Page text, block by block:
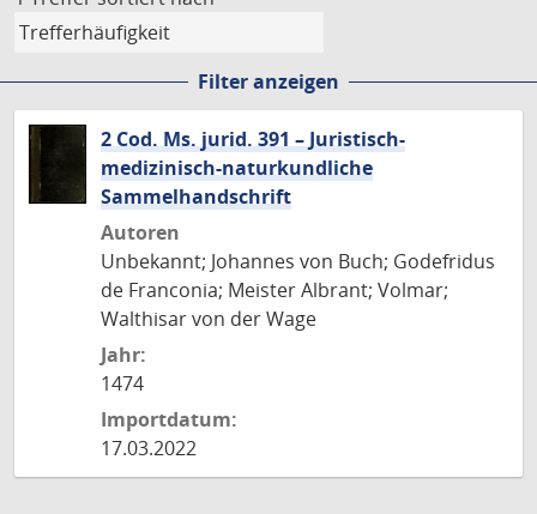
Filter anzeigen
2 Cod. Ms. jurid. 391 – Juristisch-
medizinisch-naturkundliche
Sammelhandschrift
Autoren
Unbekannt; Johannes von Buch; Godefridus
de Franconia; Meister Albrant; Volmar;
Walthisar von der Wage
Jahr:
1474
Importdatum:
17.03.2022